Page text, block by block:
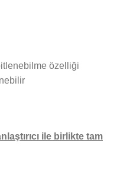
özelliği
ile birlikte tam